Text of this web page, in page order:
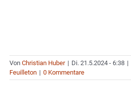
Von Christian Huber | Di. 21.5.2024 - 6:38 |
Feuilleton | 0 Kommentare